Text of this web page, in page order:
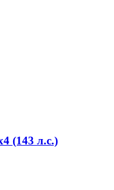
(143 л.с.)